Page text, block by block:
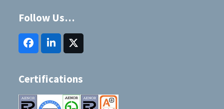
Follow Us…
FacebookLinkedInTwitter
(deprecated)
Certifications